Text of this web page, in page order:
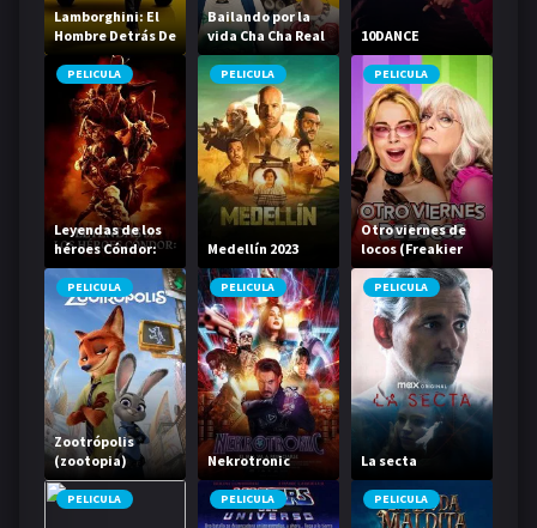
Lamborghini: El
Hombre Detrás De
La Leyenda
Bailando por la
vida Cha Cha Real
Smooth
10DANCE
PELICULA
Leyendas de los
héroes Cóndor:
Los valientes
PELICULA
Medellín 2023
PELICULA
Otro viernes de
locos (Freakier
Friday)
PELICULA
Zootrópolis
(zootopia)
PELICULA
Nekrotronic
PELICULA
La secta
PELICULA PELICULA PELICULA